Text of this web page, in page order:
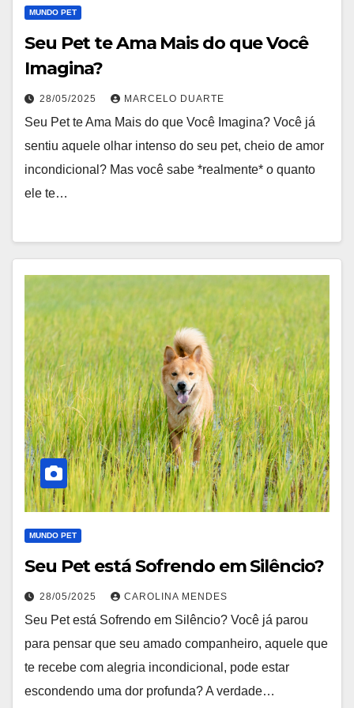
MUNDO PET
Seu Pet te Ama Mais do que Você
Imagina?
28/05/2025 MARCELO DUARTE
Seu Pet te Ama Mais do que Você Imagina? Você já
sentiu aquele olhar intenso do seu pet, cheio de amor
incondicional? Mas você sabe *realmente* o quanto
ele te…
MUNDO PET
Seu Pet está Sofrendo em Silêncio?
28/05/2025 CAROLINA MENDES
Seu Pet está Sofrendo em Silêncio? Você já parou
para pensar que seu amado companheiro, aquele que
te recebe com alegria incondicional, pode estar
escondendo uma dor profunda? A verdade…